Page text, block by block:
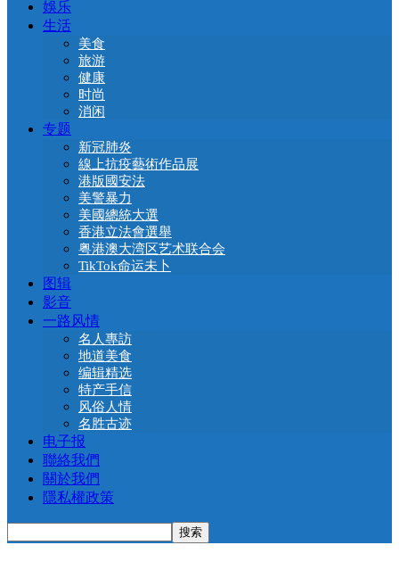
娛乐
生活
美食
旅游
健康
时尚
消闲
专题
新冠肺炎
線上抗疫藝術作品展
港版國安法
美警暴力
美國總統大選
香港立法會選舉
粤港澳大湾区艺术联合会
TikTok命运未卜
图辑
影音
一路风情
名人專訪
地道美食
编辑精选
特产手信
风俗人情
名胜古迹
电子报
聯絡我們
關於我們
隱私權政策